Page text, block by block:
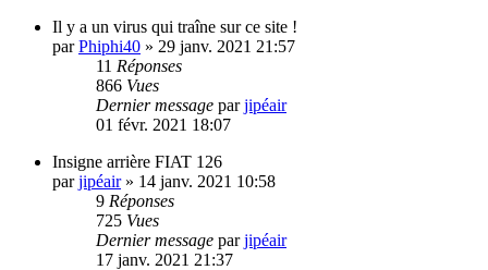
Il y a un virus qui traîne sur ce site !
parPhiphi40 » 29 janv. 2021 21:57
11 Réponses
866 Vues
Dernier message parjipéair
01 févr. 2021 18:07
Insigne arrière FIAT 126
parjipéair» 14 janv. 2021 10:58
9 Réponses
725 Vues
Dernier message parjipéair
17 janv. 2021 21:37